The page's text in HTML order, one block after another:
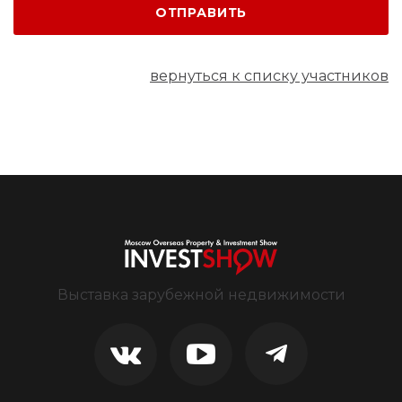
ОТПРАВИТЬ
вернуться к списку участников
Выставка зарубежной недвижимости